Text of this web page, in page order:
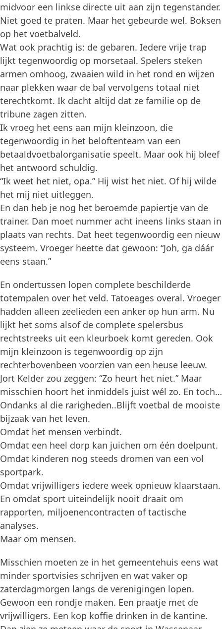
midvoor een linkse directe uit aan zijn tegenstander.
Niet goed te praten. Maar het gebeurde wel. Boksen
op het voetbalveld.
Wat ook prachtig is: de gebaren. Iedere vrije trap
lijkt tegenwoordig op morsetaal. Spelers steken
armen omhoog, zwaaien wild in het rond en wijzen
naar plekken waar de bal vervolgens totaal niet
terechtkomt. Ik dacht altijd dat ze familie op de
tribune zagen zitten.
Ik vroeg het eens aan mijn kleinzoon, die
tegenwoordig in het beloftenteam van een
betaaldvoetbalorganisatie speelt. Maar ook hij bleef
het antwoord schuldig.
“Ik weet het niet, opa.” Hij wist het niet. Of hij wilde
het mij niet uitleggen.
En dan heb je nog het beroemde papiertje van de
trainer. Dan moet nummer acht ineens links staan in
plaats van rechts. Dat heet tegenwoordig een nieuw
systeem. Vroeger heette dat gewoon: “Joh, ga dáár
eens staan.”
En ondertussen lopen complete beschilderde
totempalen over het veld. Tatoeages overal. Vroeger
hadden alleen zeelieden een anker op hun arm. Nu
lijkt het soms alsof de complete spelersbus
rechtstreeks uit een kleurboek komt gereden. Ook
mijn kleinzoon is tegenwoordig op zijn
rechterbovenbeen voorzien van een heuse leeuw.
Jort Kelder zou zeggen: “Zo heurt het niet.” Maar
misschien hoort het inmiddels juist wél zo. En toch…
Ondanks al die rarigheden..Blijft voetbal de mooiste
bijzaak van het leven.
Omdat het mensen verbindt.
Omdat een heel dorp kan juichen om één doelpunt.
Omdat kinderen nog steeds dromen van een vol
sportpark.
Omdat vrijwilligers iedere week opnieuw klaarstaan.
En omdat sport uiteindelijk nooit draait om
rapporten, miljoenencontracten of tactische
analyses.
Maar om mensen.
Misschien moeten ze in het gemeentehuis eens wat
minder sportvisies schrijven en wat vaker op
zaterdagmorgen langs de verenigingen lopen.
Gewoon een rondje maken. Een praatje met de
vrijwilligers. Een kop koffie drinken in de kantine.